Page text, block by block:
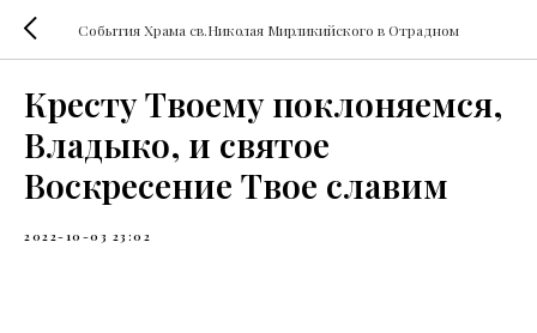
События Храма св.Николая Мирликийского в Отрадном
Кресту Твоему поклоняемся,
Владыко, и святое
Воскресение Твое славим
2022-10-03 23:02